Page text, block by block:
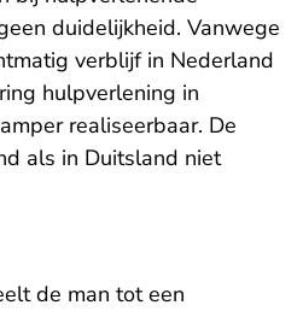
duidelijkheid. Vanwege
verblijf in Nederland
hulpverlening in
realiseerbaar. De
als in Duitsland niet
de man tot een